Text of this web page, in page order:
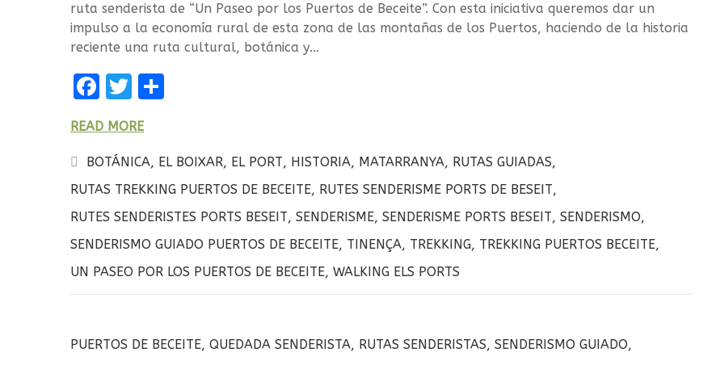
ruta senderista de “Un Paseo por los Puertos de Beceite”. Con esta iniciativa queremos dar un
impulso a la economía rural de esta zona de las montañas de los Puertos, haciendo de la historia
reciente una ruta cultural, botánica y…
F
ce
b
o
o
k
T
it
te
r
p
a
rt
ir
READ MORE
BOTÁNICA, EL BOIXAR, EL PORT, HISTORIA, MATARRANYA, RUTAS GUIADAS,
RUTAS TREKKING PUERTOS DE BECEITE, RUTES SENDERISME PORTS DE BESEIT,
RUTES SENDERISTES PORTS BESEIT, SENDERISME, SENDERISME PORTS BESEIT, SENDERISMO,
SENDERISMO GUIADO PUERTOS DE BECEITE, TINENÇA, TREKKING, TREKKING PUERTOS BECEITE,
UN PASEO POR LOS PUERTOS DE BECEITE, WALKING ELS PORTS
PUERTOS DE BECEITE, QUEDADA SENDERISTA, RUTAS SENDERISTAS, SENDERISMO GUIADO,